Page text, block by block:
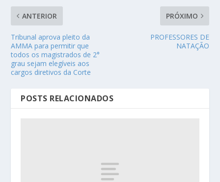
ANTERIOR
Tribunal aprova pleito da
AMMA para permitir que
todos os magistrados de 2°
grau sejam elegíveis aos
cargos diretivos da Corte
PRÓXIMO
PROFESSORES DE
NATAÇÃO
POSTS RELACIONADOS